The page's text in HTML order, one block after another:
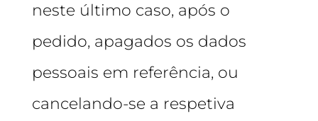
neste último caso, após o
pedido, apagados os dados
pessoais em referência, ou
cancelando-se a respetiva